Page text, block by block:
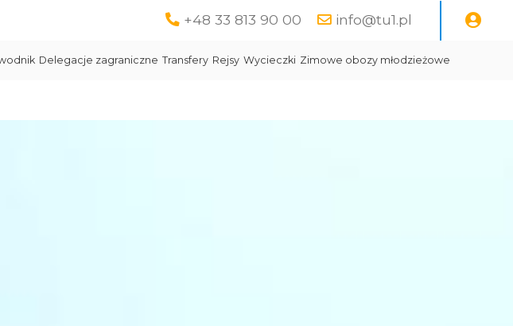
+48 33 813 90 00 info@tu1.pl
Delegacje zagraniczne Transfery Rejsy Wycieczki Zimowe obozy młodzieżowe